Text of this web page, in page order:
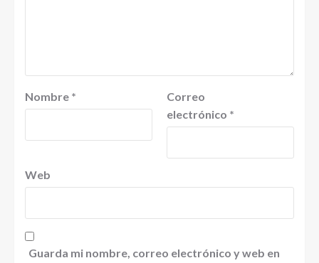
Nombre *
Correo
electrónico *
Web
Guarda mi nombre, correo electrónico y web en